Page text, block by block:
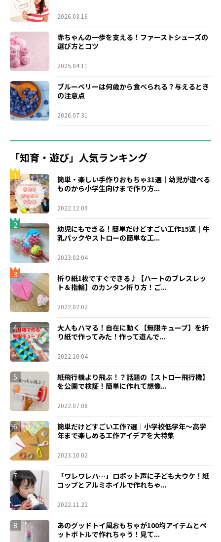
2026.03.16
赤ちゃんの一歩を支える！ファーストシューズの
選び方とコツ
2025.04.11
ブルーベリーは何歳から食べられる？与えるとき
の注意点
2026.07.31
「知育・遊び」人気ランキング
1
簡単・楽しい手作りおもちゃ31選｜幼児が遊べる
ものから小学生向けまで作り方...
2022.12.09
2
幼児にもできる！簡単だけどすごい工作15選｜牛
乳パックやストローの簡単な工...
2023.02.04
3
折り紙1枚ですぐできる♪【ハートのブレスレッ
ト＆指輪】のカンタン折り方！ご...
2022.02.02
4
大人もハマる！自在に動く【無限キューブ】を折
り紙で作ってみた！作って遊んで...
2022.10.04
5
紙飛行機より飛ぶ！？話題の【ストロー飛行機】
を公園で検証！簡単に作れて想像...
2022.07.06
6
簡単だけどすごい工作7選｜小学校低学年〜高学
年まで楽しめる工作アイデアを大特集
2023.10.02
7
「ワレワレハ…」ロボット声に子ども大ウケ！紙
コップとアルミホイルで作れちゃ...
2022.11.22
8
あのグッドトイ風おもちゃが100均アイテムとペ
ットボトルで作れちゃう！見て...